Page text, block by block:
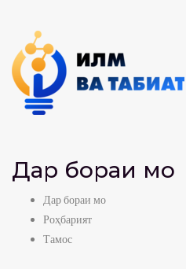
Дар бораи мо
Дар бораи мо
Роҳбарият
Тамос